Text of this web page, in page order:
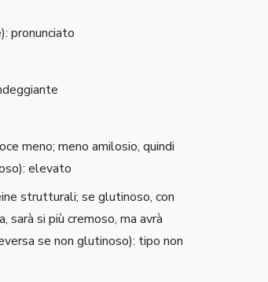
pronunciato
meno; meno amilosio, quindi
elevato
strutturali; se glutinoso, con
sarà si più cremoso, ma avrà
se non glutinoso): tipo non